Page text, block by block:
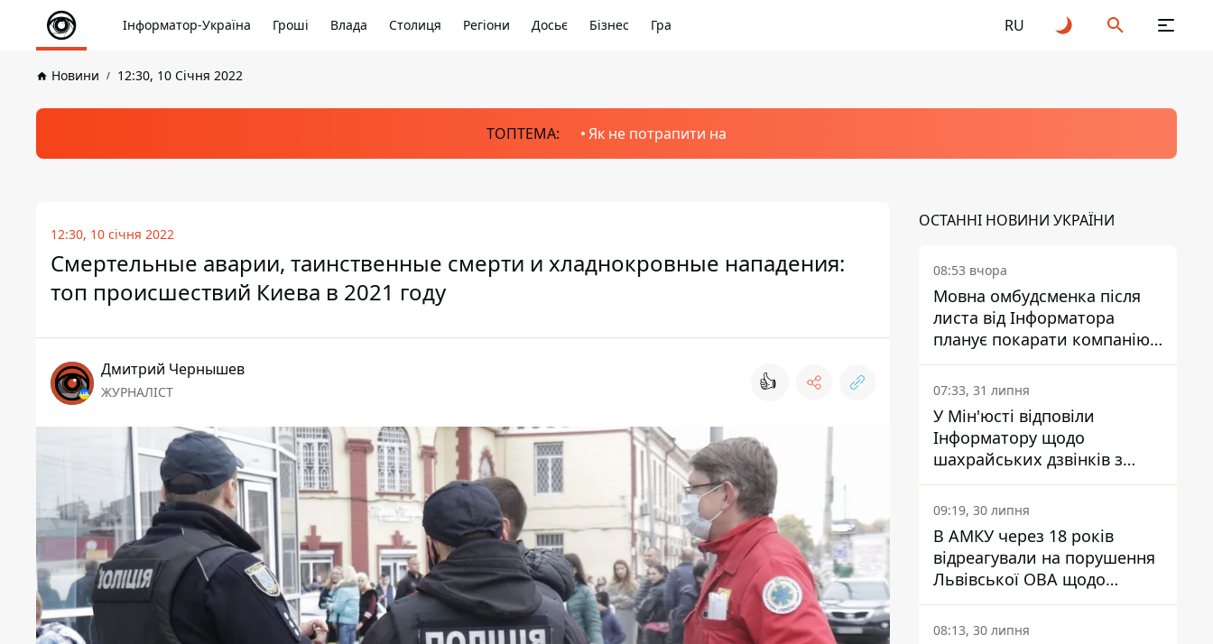
Інформатор-Україна Гроші Влада Столиця Регіони Досьє Бізнес Гра RU
Новини 12:30, 10 Січня 2022
ТОПТЕМА: Як не потрапити на
12:30, 10 січня 2022
Смертельные аварии, таинственные смерти и хладнокровные нападения:
топ происшествий Киева в 2021 году
Дмитрий Чернышев
ЖУРНАЛІСТ 👍
ОСТАННІ НОВИНИ УКРАЇНИ
08:53 вчора
Мовна омбудсменка після
листа від Інформатора
планує покарати компанію-
підрядника ПриватБанку
07:33, 31 липня
У Мін'юсті відповіли
Інформатору щодо
шахрайських дзвінків з
камери Сумського СІЗО так,
що ніхто нічого не зрозумів
09:19, 30 липня
В АМКУ через 18 років
відреагували на порушення
Львівської ОВА щодо
харчування у закладах
освіти
08:13, 30 липня